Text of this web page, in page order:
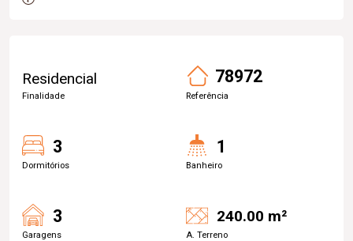
Residencial
Finalidade
78972
Referência
3
Dormitórios
1
Banheiro
3
Garagens
240.00 m²
A. Terreno